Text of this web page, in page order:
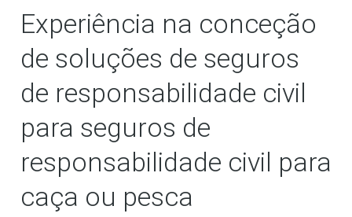
Experiência na conceção
de soluções de seguros
de responsabilidade civil
para seguros de
responsabilidade civil para
caça ou pesca